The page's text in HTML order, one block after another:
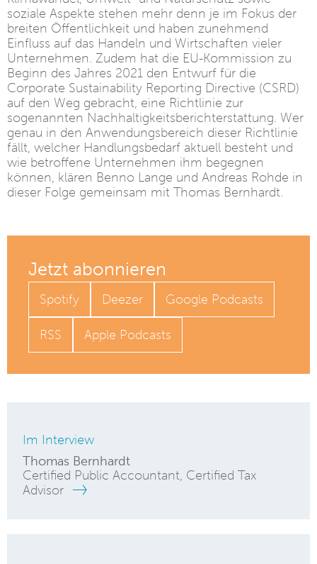
soziale Aspekte stehen mehr denn je im Fokus der
breiten Öffentlichkeit und haben zunehmend
Einfluss auf das Handeln und Wirtschaften vieler
Unternehmen. Zudem hat die EU-Kommission zu
Beginn des Jahres 2021 den Entwurf für die
Corporate Sustainability Reporting Directive (CSRD)
auf den Weg gebracht, eine Richtlinie zur
sogenannten Nachhaltigkeitsberichterstattung. Wer
genau in den Anwendungsbereich dieser Richtlinie
fällt, welcher Handlungsbedarf aktuell besteht und
wie betroffene Unternehmen ihm begegnen
können, klären Benno Lange und Andreas Rohde in
dieser Folge gemeinsam mit Thomas Bernhardt.
Jetzt abonnieren
Spotify Deezer Google Podcasts
RSS Apple Podcasts
Im Interview
Thomas Bernhardt
Certified Public Accountant, Certified Tax
Advisor